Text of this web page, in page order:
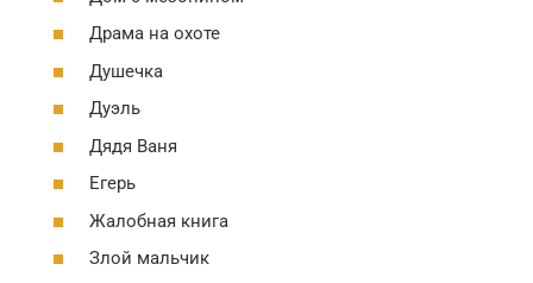
Драма на охоте
Душечка
Дуэль
Дядя Ваня
Егерь
Жалобная книга
Злой мальчик